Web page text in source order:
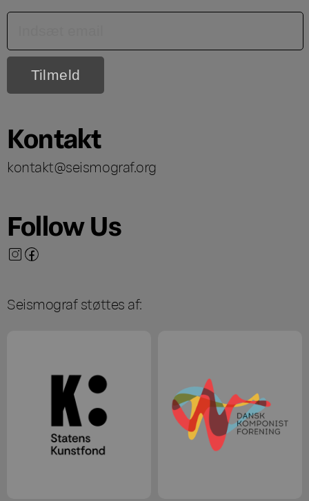
Kontakt
kontakt@seismograf.org
Follow Us
Seismograf støttes af: